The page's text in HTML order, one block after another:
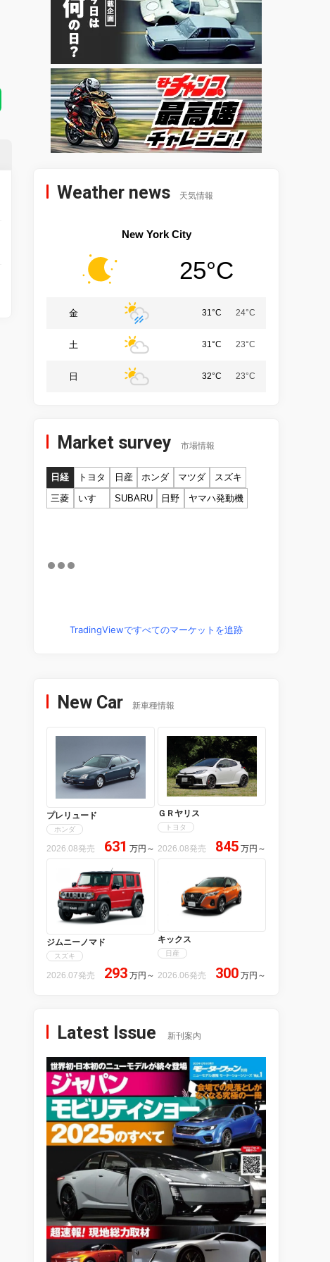
Weather news 天気情報
New York City
25°C
金 31°C 24°C
土 31°C 23°C
日 32°C 23°C
Market survey 市場情報
日経 トヨタ 日産 ホンダ マツダ
スズキ
三菱
いすゞ SUBARU 日野 ヤマハ発動機
TradingViewですべてのマーケットを追跡
New Car 新車種情報
プレリュード
ホンダ
2026.08発売 631 万円 ～
ＧＲヤリス
トヨタ
2026.08発売 845 万円 ～
ジムニーノマド
スズキ
2026.07発売 293 万円 ～
キックス
日産
2026.06発売 300 万円 ～
Latest Issue 新刊案内